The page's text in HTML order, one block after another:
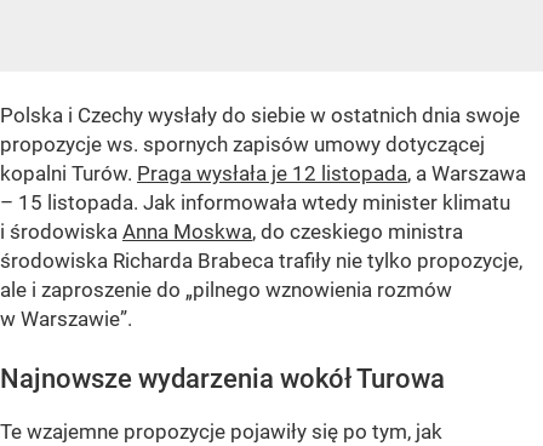
Polska i Czechy wysłały do siebie w ostatnich dnia swoje
propozycje ws. spornych zapisów umowy dotyczącej
kopalni Turów. Praga wysłała je 12 listopada, a Warszawa
– 15 listopada. Jak informowała wtedy minister klimatu
i środowiska Anna Moskwa, do czeskiego ministra
środowiska Richarda Brabeca trafiły nie tylko propozycje,
ale i zaproszenie do „pilnego wznowienia rozmów
w Warszawie”.
Najnowsze wydarzenia wokół Turowa
Te wzajemne propozycje pojawiły się po tym, jak